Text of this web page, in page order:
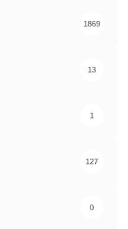
1869
13
1
127
0